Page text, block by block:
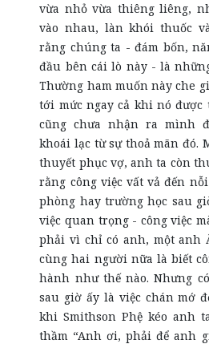
vừa nhỏ vừa thiêng liêng,
vào nhau, làn khói thuốc
rằng chúng ta - đám bốn,
đầu bên cái lò này - là
Thường ham muốn này che
tới mức ngay cả khi nó được
cũng chưa nhận ra mình
khoái lạc từ sự thoả mãn đó.
thuyết phục vợ, anh ta còn
rằng công việc vất vả đến
phòng hay trường học sau
việc quan trọng - công việc
phải vì chỉ có anh, một anh
cùng hai người nữa là biết
hành như thế nào. Nhưng
sau giờ ấy là việc chán mớ
khi Smithson Phệ kéo anh
thầm “Anh ơi, phải để anh